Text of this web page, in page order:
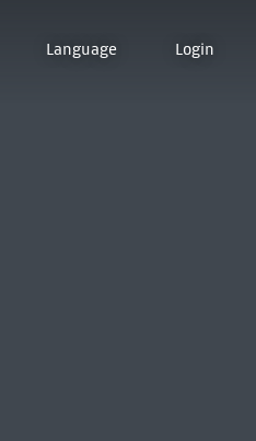
Language Login